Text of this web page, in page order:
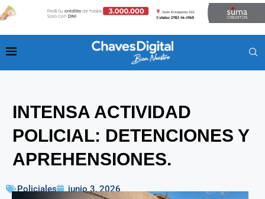
INTENSA ACTIVIDAD
POLICIAL: DETENCIONES Y
APREHENSIONES.
Policiales junio 3, 2026